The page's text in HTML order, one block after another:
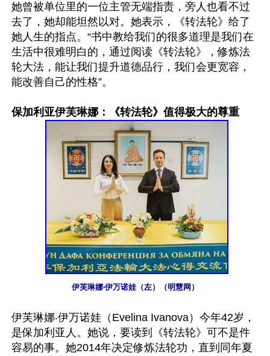
她曾被单位里的一位主管无端指责，旁人也看不过
去了，她却能坦然以对。她表示，《转法轮》给了
她人生的指点。“书中教给我们的很多道理是我们在
生活中很难明白的，通过阅读《转法轮》，修炼法
轮大法，能让我们提升道德品行，我们会更宽容，
能改善自己的性格”。
保加利亚伊芙琳娜：《转法轮》值得极大的尊重
伊芙琳娜‧伊万诺娃（左）（明慧网）
伊芙琳娜‧伊万诺娃（Evelina Ivanova）今年42岁，
是保加利亚人。她说，要读到《转法轮》可不是件
容易的事。她2014年决定修炼法轮功，直到同年夏